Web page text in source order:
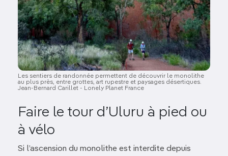
Les sentiers de randonnée permettent de découvrir le monolithe
au plus près, entre grottes, art rupestre et paysages désertiques.
Jean-Bernard Carillet - Lonely Planet France
Faire le tour d’Uluru à pied ou
à vélo
Si l’ascension du monolithe est interdite depuis